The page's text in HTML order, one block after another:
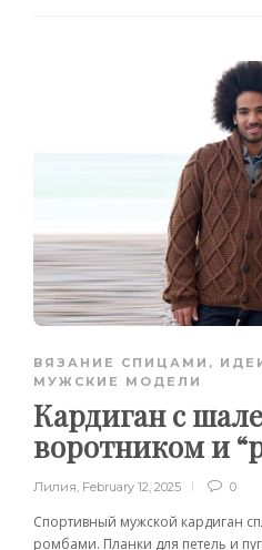
ВЯЗАНИЕ СПИЦАМИ ,
МУЖСКИЕ МОДЕЛИ
Кардиган с
воротником и
Лилия, February 12, 2025 0
Спортивный мужской кардиган
ромбами. Планки для петель и